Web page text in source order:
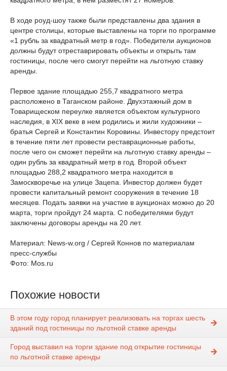
В ходе роуд-шоу также были представлены два здания в
центре столицы, которые выставлены на торги по программе
«1 рубль за квадратный метр в год». Победители аукционов
должны будут отреставрировать объекты и открыть там
гостиницы, после чего смогут перейти на льготную ставку
аренды.
Первое здание площадью 255,7 квадратного метра
расположено в Таганском районе. Двухэтажный дом в
Товарищеском переулке является объектом культурного
наследия, в XIX веке в нем родились и жили художники –
братья Сергей и Константин Коровины. Инвестору предстоит
в течение пяти лет провести реставрационные работы,
после чего он сможет перейти на льготную ставку аренды –
один рубль за квадратный метр в год. Второй объект
площадью 288,2 квадратного метра находится в
Замоскворечье на улице Зацепа. Инвестор должен будет
провести капитальный ремонт сооружения в течение 18
месяцев. Подать заявки на участие в аукционах можно до 20
марта, торги пройдут 24 марта. С победителями будут
заключены договоры аренды на 20 лет.
Материал: News-w.org / Сергей Коннов по материалам
пресс-службы
Фото: Mos.ru
Похожие новости
В этом году город планирует реализовать на торгах шесть
зданий под гостиницы по льготной ставке аренды
Город выставил на торги здание под открытие гостиницы
по льготной ставке аренды